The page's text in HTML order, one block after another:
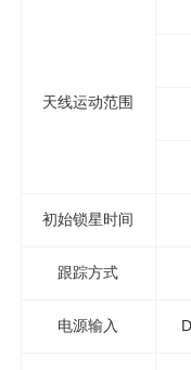
天线运动范围
初始锁星时间
跟踪方式
电源输入